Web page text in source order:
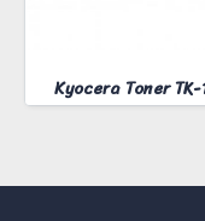
Kyocera Toner TK-